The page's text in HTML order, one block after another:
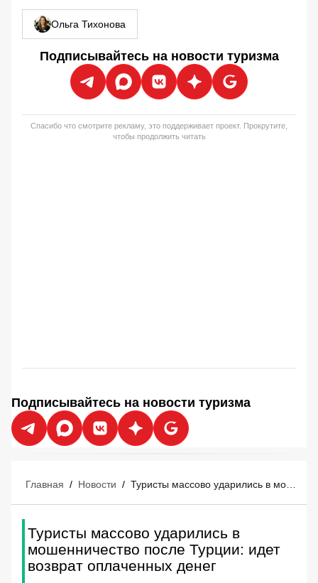
Ольга Тихонова
Подписывайтесь на новости туризма
Спасибо что смотрите рекламу, это поддерживает проект. Прокрутите,
чтобы продолжить читать
Подписывайтесь на новости туризма
Главная / Новости /
Туристы массово ударились в
мошенничество после Турции: идет
возврат оплаченных денег